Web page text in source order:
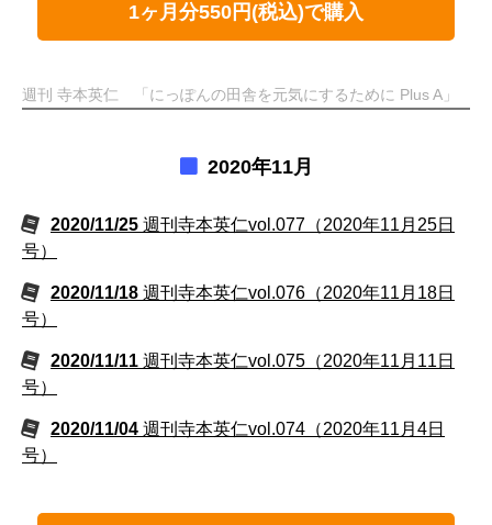
1ヶ月分550円(税込)で購入
週刊 寺本英仁 「にっぽんの田舎を元気にするために Plus A」
2020年11月
2020/11/25 週刊寺本英仁vol.077（2020年11月25日
号）
2020/11/18 週刊寺本英仁vol.076（2020年11月18日
号）
2020/11/11 週刊寺本英仁vol.075（2020年11月11日
号）
2020/11/04 週刊寺本英仁vol.074（2020年11月4日
号）